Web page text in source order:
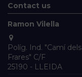
Contact us
Ramon Vilella
Políg. Ind. "Camí dels
Frares" C/F
25190 - LLEIDA